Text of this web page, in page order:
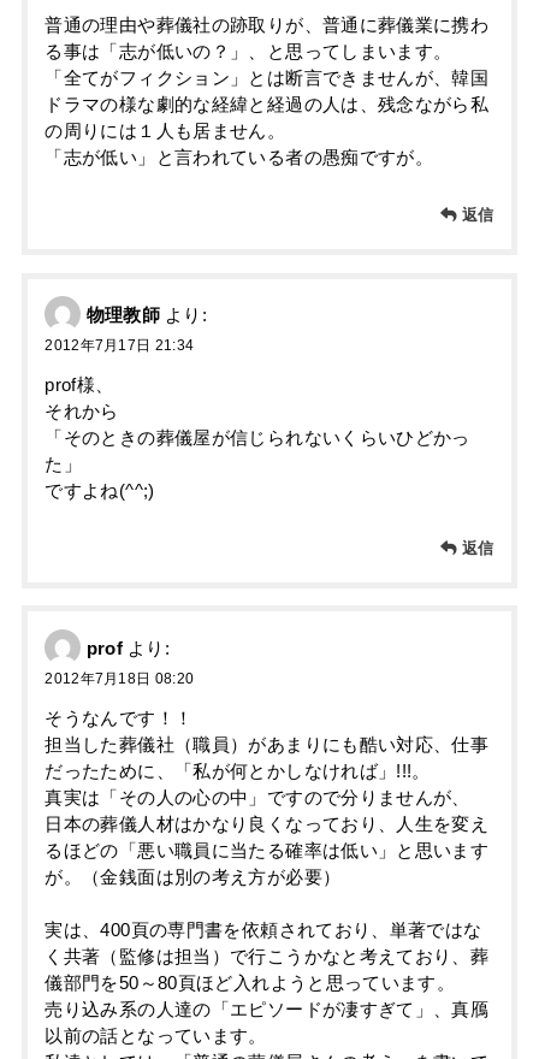
普通の理由や葬儀社の跡取りが、普通に葬儀業に携わ
る事は「志が低いの？」、と思ってしまいます。
「全てがフィクション」とは断言できませんが、韓国
ドラマの様な劇的な経緯と経過の人は、残念ながら私
の周りには１人も居ません。
「志が低い」と言われている者の愚痴ですが。
返信
物理教師 より:
2012年7月17日 21:34
prof様、
それから
「そのときの葬儀屋が信じられないくらいひどかっ
た」
ですよね(^^;)
返信
prof より:
2012年7月18日 08:20
そうなんです！！
担当した葬儀社（職員）があまりにも酷い対応、仕事
だったために、「私が何とかしなければ」!!!。
真実は「その人の心の中」ですので分りませんが、
日本の葬儀人材はかなり良くなっており、人生を変え
るほどの「悪い職員に当たる確率は低い」と思います
が。（金銭面は別の考え方が必要）
実は、400頁の専門書を依頼されており、単著ではな
く共著（監修は担当）で行こうかなと考えており、葬
儀部門を50～80頁ほど入れようと思っています。
売り込み系の人達の「エピソードが凄すぎて」、真鴈
以前の話となっています。